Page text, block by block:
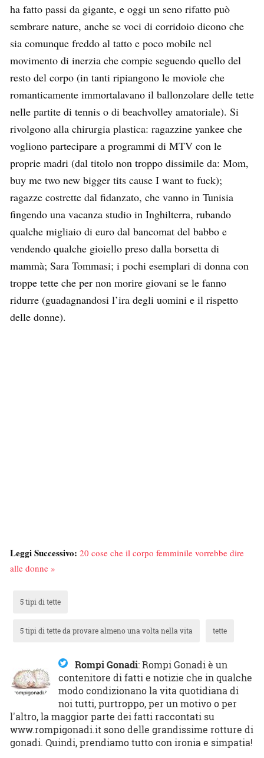
ha fatto passi da gigante, e oggi un seno rifatto può
sembrare nature, anche se voci di corridoio dicono che
sia comunque freddo al tatto e poco mobile nel
movimento di inerzia che compie seguendo quello del
resto del corpo (in tanti ripiangono le moviole che
romanticamente immortalavano il ballonzolare delle tette
nelle partite di tennis o di beachvolley amatoriale). Si
rivolgono alla chirurgia plastica: ragazzine yankee che
vogliono partecipare a programmi di MTV con le
proprie madri (dal titolo non troppo dissimile da: Mom,
buy me two new bigger tits cause I want to fuck);
ragazze costrette dal fidanzato, che vanno in Tunisia
fingendo una vacanza studio in Inghilterra, rubando
qualche migliaio di euro dal bancomat del babbo e
vendendo qualche gioiello preso dalla borsetta di
mammà; Sara Tommasi; i pochi esemplari di donna con
troppe tette che per non morire giovani se le fanno
ridurre (guadagnandosi l’ira degli uomini e il rispetto
delle donne).
Leggi Successivo: 20 cose che il corpo femminile vorrebbe dire
alle donne »
5 tipi di tette
5 tipi di tette da provare almeno una volta nella vita tette
Rompi Gonadi:Rompi Gonadi è un
contenitore di fatti e notizie che in qualche
modo condizionano la vita quotidiana di
noi tutti, purtroppo, per un motivo o per
l'altro, la maggior parte dei fatti raccontati su
www.rompigonadi.it sono delle grandissime rotture di
gonadi. Quindi, prendiamo tutto con ironia e simpatia!